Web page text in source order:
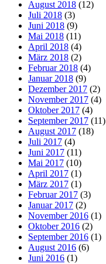
August 2018 (12)
Juli 2018 (3)
Juni 2018 (9)
Mai 2018 (11)
April 2018 (4)
März 2018 (2)
Februar 2018 (4)
Januar 2018 (9)
Dezember 2017 (2)
November 2017 (4)
Oktober 2017 (4)
September 2017 (11)
August 2017 (18)
Juli 2017 (4)
Juni 2017 (11)
Mai 2017 (10)
April 2017 (1)
März 2017 (1)
Februar 2017 (3)
Januar 2017 (2)
November 2016 (1)
Oktober 2016 (2)
September 2016 (1)
August 2016 (6)
Juni 2016 (1)